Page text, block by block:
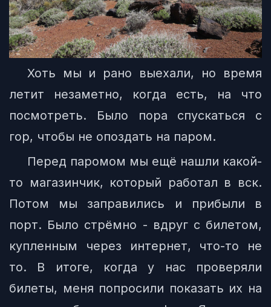
Хоть мы и рано выехали, но время
летит незаметно, когда есть, на что
посмотреть. Было пора спускаться с
гор, чтобы не опоздать на паром.
Перед паромом мы ещё нашли какой-
то магазинчик, который работал в вск.
Потом мы заправились и прибыли в
порт. Было стрёмно - вдруг с билетом,
купленным через интернет, что-то не
то. В итоге, когда у нас проверяли
билеты, меня попросили показать их на